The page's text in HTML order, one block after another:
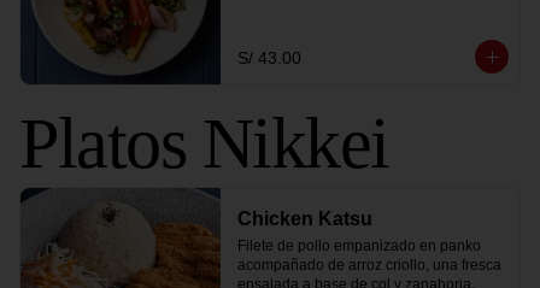
S/ 43.00
Platos Nikkei
Chicken Katsu
Filete de pollo empanizado en panko
acompañado de arroz criollo, una fresca
ensalada a base de col y zanahoria.